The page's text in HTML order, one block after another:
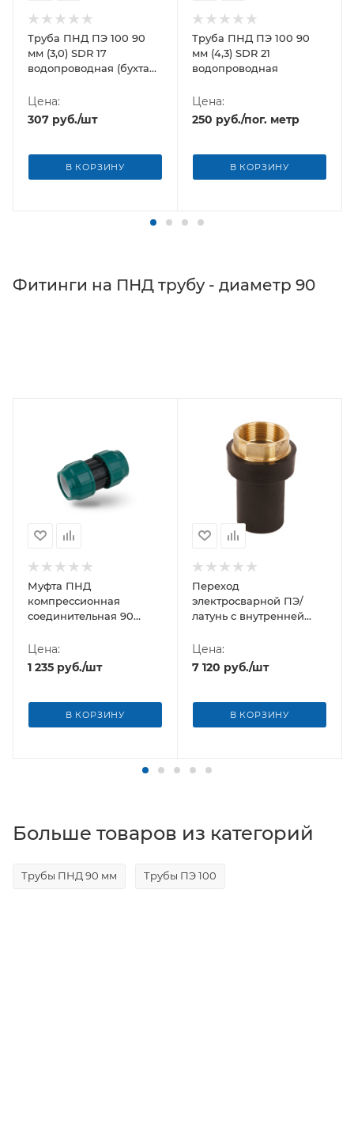
Труба ПНД ПЭ 100 90
мм (3,0) SDR 17
водопроводная (бухта
Цена:
307 руб./шт
В КОРЗИНУ
Труба ПНД ПЭ 100 90
мм (4,3) SDR 21
водопроводная
Цена:
250 руб./пог. метр
В КОРЗИНУ
Фитинги на ПНД трубу - диаметр 90
Муфта ПНД
компрессионная
соединительная 90
Цена:
1 235 руб./шт
В КОРЗИНУ
Переход
электросварной ПЭ/
латунь с внутренней
METAL TRANS.PIECE
FEMALE THREAD
BORFIT (Турция)
Цена:
7 120 руб./шт
В КОРЗИНУ
Больше товаров из категорий
Трубы ПНД 90 мм Трубы ПЭ 100